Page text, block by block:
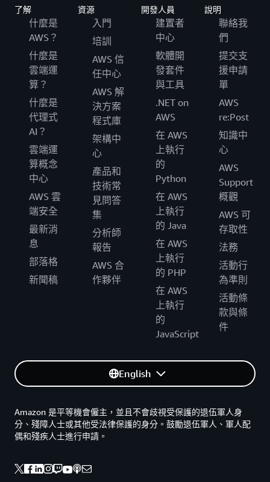
了解
什麼是
AWS？
什麼是
雲端運
算？
什麼是
代理式
AI？
雲端運
算概念
中心
AWS 雲
端安全
最新消
息
部落格
新聞稿
資源
入門
培訓
AWS 信
任中心
AWS 解
決方案
程式庫
架構中
心
產品和
技術常
見問答
集
分析師
報告
AWS 合
作夥伴
開發人員
建置者
中心
軟體開
發套件
與工具
.NET on
AWS
在 AWS
上執行
的
Python
在 AWS
上執行
的 Java
在 AWS
上執行
的 PHP
在 AWS
上執行
的
JavaScript
說明
聯絡我
們
提交支
援申請
單
AWS
re:Post
知識中
心
AWS
Support
概觀
AWS 可
存取性
法務
活動行
為準則
活動條
款與條
件
English
Amazon 是平等機會僱主，並且不會歧視受保護的退伍軍人身
分、殘障人士或其他受法律保護的身分。鼓勵退伍軍人、軍人配
偶和殘疾人士進行申請。